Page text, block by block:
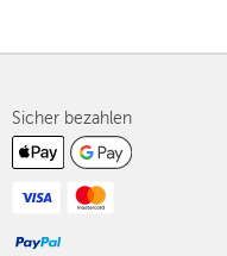
Sicher bezahlen